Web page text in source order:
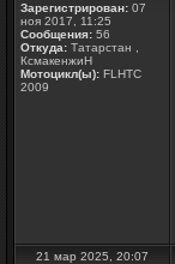
Зарегистрирован: 07
ноя 2017, 11:25
Сообщения: 56
Откуда: Татарстан ,
КсмакенжиН
Мотоцикл(ы): FLHTC
2009
21 мар 2025, 20:07